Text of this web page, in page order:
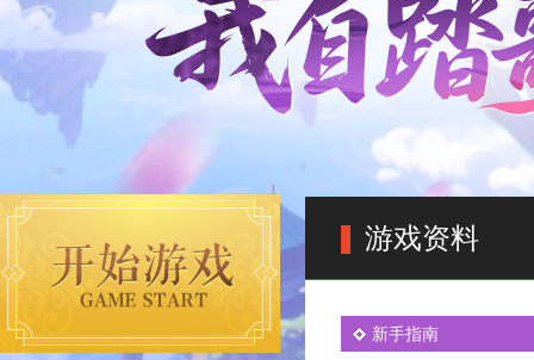
游戏资料
新手指南